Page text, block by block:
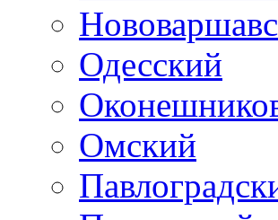
Одесский
Омский